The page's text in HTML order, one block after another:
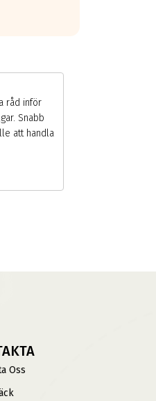
råd inför
Snabb
att handla
Oss